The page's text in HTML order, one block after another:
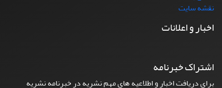
نقشه سایت
اخبار و اعلانات
اشتراک خبرنامه
برای دریافت اخبار و اطلاعیه های مهم نشریه در خبرنامه نشریه